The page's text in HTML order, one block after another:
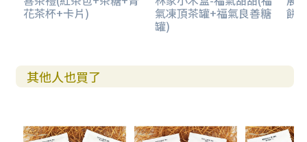
花茶杯+卡片) 氣凍頂茶罐+福氣良善糖
罐)
餅
其他人也買了